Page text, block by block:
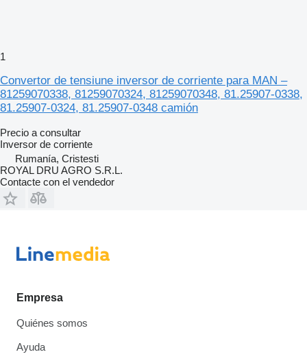
1
Convertor de tensiune inversor de corriente para MAN –
81259070338, 81259070324, 81259070348, 81.25907-0338,
81.25907-0324, 81.25907-0348 camión
Precio a consultar
Inversor de corriente
Rumanía, Cristesti
ROYAL DRU AGRO S.R.L.
Contacte con el vendedor
Empresa
Quiénes somos
Ayuda